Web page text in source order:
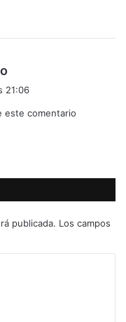
e
21:06
este comentario
publicada. Los campos